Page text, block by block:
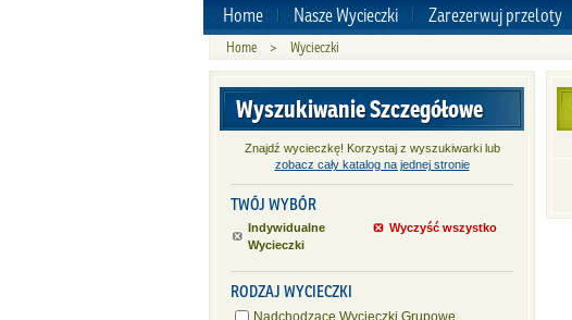
Home Nasze Wycieczki Zarezerwuj przeloty
Home > Wycieczki
Wyszukiwanie Szczegółowe
Znajdź wycieczkę! Korzystaj z wyszukiwarki lub
zobacz cały katalog na jednej stronie
TWÓJ WYBÓR
Indywidualne
Wycieczki
Wyczyść wszystko
RODZAJ WYCIECZKI
Nadchodzące Wycieczki Grupowe